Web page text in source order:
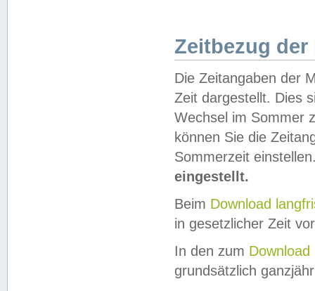
Zeitbezug der
Die Zeitangaben der
Zeit dargestellt. Dies
Wechsel im Sommer
können Sie die
Sommerzeit
eingestellt.
Beim Download
in gesetzlicher Zeit
In den zum Download
grundsätzlich